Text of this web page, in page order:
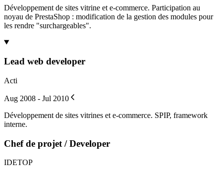
Développement de sites vitrine et e-commerce. Participation au
noyau de PrestaShop : modification de la gestion des modules pour
les rendre "surchargeables".
Lead web developer
Acti
Aug 2008 - Jul 2010
Développement de sites vitrines et e-commerce. SPIP, framework
interne.
Chef de projet / Developer
IDETOP